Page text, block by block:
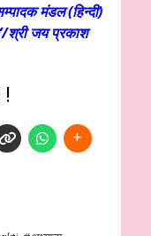
मंडल (हिन्दी)
श्री जय प्रकाश